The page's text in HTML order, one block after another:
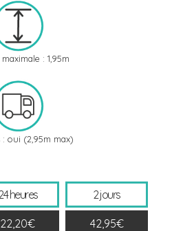
: 1,95m
: oui (2,95m max)
heures
22,20€
2 jours
42,95€